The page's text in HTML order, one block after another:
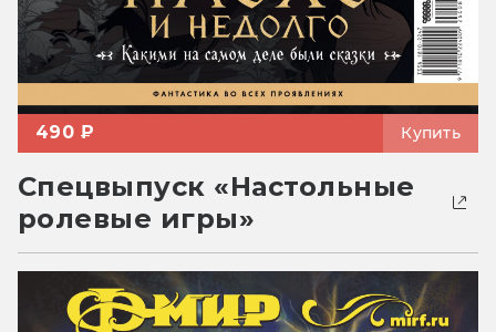
490 ₽ Купить
Спецвыпуск «Настольные
ролевые игры»